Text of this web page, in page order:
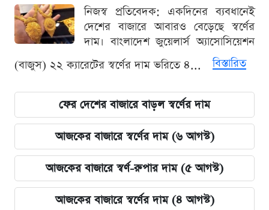
নিজস্ব প্রতিবেদক: একদিনের ব্যবধানেই
দেশের বাজারে আবারও বেড়েছে স্বর্ণের
দাম। বাংলাদেশ জুয়েলার্স অ্যাসোসিয়েশন
(বাজুস) ২২ ক্যারেটের স্বর্ণের দাম ভরিতে ৪...
বিস্তারিত
ফের দেশের বাজারে বাড়ল স্বর্ণের দাম
আজকের বাজারে স্বর্ণের দাম (৬ আগস্ট)
আজকের বাজারে স্বর্ণ-রুপার দাম (৫ আগস্ট)
আজকের বাজারে স্বর্ণের দাম (৪ আগস্ট)